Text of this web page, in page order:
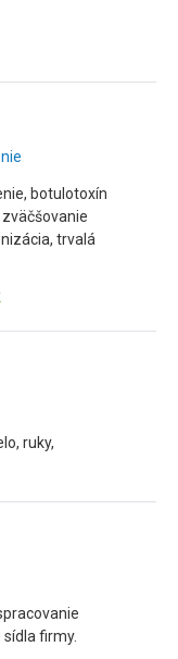
botulotoxín
trvalá
ruky,
firmy.